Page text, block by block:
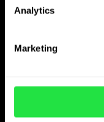
Analytics
Marketingla
y
minutos.